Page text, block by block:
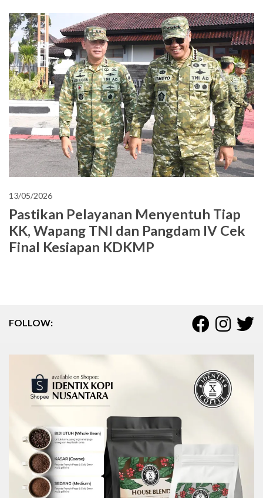
13/05/2026
Pastikan Pelayanan Menyentuh Tiap
KK, Wapang TNI dan Pangdam IV Cek
Final Kesiapan KDKMP
FOLLOW: